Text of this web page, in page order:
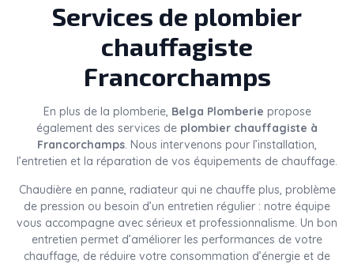
Services de plombier
chauffagiste
Francorchamps
En plus de la plomberie, Belga Plomberie propose
également des services de plombier chauffagiste à
Francorchamps. Nous intervenons pour l’installation,
l’entretien et la réparation de vos équipements de chauffage.
Chaudière en panne, radiateur qui ne chauffe plus, problème
de pression ou besoin d’un entretien régulier : notre équipe
vous accompagne avec sérieux et professionnalisme. Un bon
entretien permet d’améliorer les performances de votre
chauffage, de réduire votre consommation d’énergie et de